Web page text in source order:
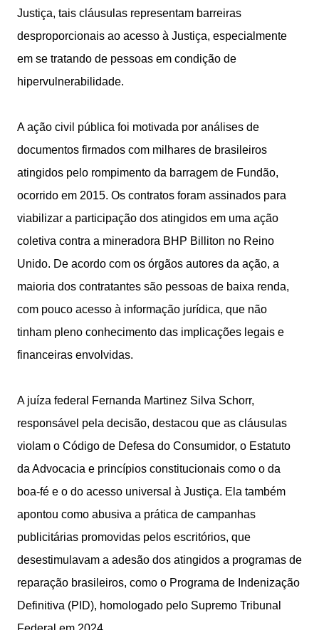
Justiça, tais cláusulas representam barreiras
desproporcionais ao acesso à Justiça, especialmente
em se tratando de pessoas em condição de
hipervulnerabilidade.
A ação civil pública foi motivada por análises de
documentos firmados com milhares de brasileiros
atingidos pelo rompimento da barragem de Fundão,
ocorrido em 2015. Os contratos foram assinados para
viabilizar a participação dos atingidos em uma ação
coletiva contra a mineradora BHP Billiton no Reino
Unido. De acordo com os órgãos autores da ação, a
maioria dos contratantes são pessoas de baixa renda,
com pouco acesso à informação jurídica, que não
tinham pleno conhecimento das implicações legais e
financeiras envolvidas.
A juíza federal Fernanda Martinez Silva Schorr,
responsável pela decisão, destacou que as cláusulas
violam o Código de Defesa do Consumidor, o Estatuto
da Advocacia e princípios constitucionais como o da
boa-fé e o do acesso universal à Justiça. Ela também
apontou como abusiva a prática de campanhas
publicitárias promovidas pelos escritórios, que
desestimulavam a adesão dos atingidos a programas de
reparação brasileiros, como o Programa de Indenização
Definitiva (PID), homologado pelo Supremo Tribunal